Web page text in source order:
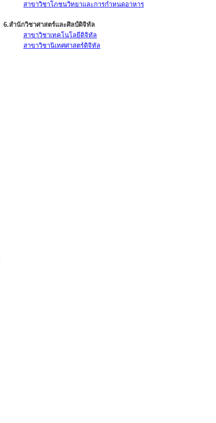
สาขาวิชาโภชนวิทยาและการกำหนดอาหาร
6.สำนักวิชาศาสตร์และศิลป์ดิจิทัล
สาขาวิชาเทคโนโลยีดิจิทัล
สาขาวิชานิเทศศาสตร์ดิจิทัล